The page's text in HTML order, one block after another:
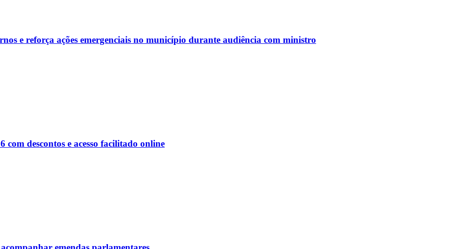
e reforça ações emergenciais no município durante audiência com ministro
descontos e acesso facilitado online